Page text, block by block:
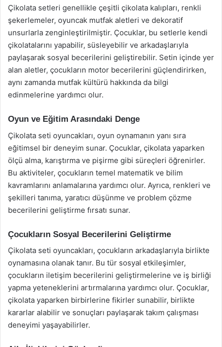
Çikolata setleri genellikle çeşitli çikolata kalıpları, renkli
şekerlemeler, oyuncak mutfak aletleri ve dekoratif
unsurlarla zenginleştirilmiştir. Çocuklar, bu setlerle kendi
çikolatalarını yapabilir, süsleyebilir ve arkadaşlarıyla
paylaşarak sosyal becerilerini geliştirebilir. Setin içinde yer
alan aletler, çocukların motor becerilerini güçlendirirken,
aynı zamanda mutfak kültürü hakkında da bilgi
edinmelerine yardımcı olur.
Oyun ve Eğitim Arasındaki Denge
Çikolata seti oyuncakları, oyun oynamanın yanı sıra
eğitimsel bir deneyim sunar. Çocuklar, çikolata yaparken
ölçü alma, karıştırma ve pişirme gibi süreçleri öğrenirler.
Bu aktiviteler, çocukların temel matematik ve bilim
kavramlarını anlamalarına yardımcı olur. Ayrıca, renkleri ve
şekilleri tanıma, yaratıcı düşünme ve problem çözme
becerilerini geliştirme fırsatı sunar.
Çocukların Sosyal Becerilerini Geliştirme
Çikolata seti oyuncakları, çocukların arkadaşlarıyla birlikte
oynamasına olanak tanır. Bu tür sosyal etkileşimler,
çocukların iletişim becerilerini geliştirmelerine ve iş birliği
yapma yeteneklerini artırmalarına yardımcı olur. Çocuklar,
çikolata yaparken birbirlerine fikirler sunabilir, birlikte
kararlar alabilir ve sonuçları paylaşarak takım çalışması
deneyimi yaşayabilirler.